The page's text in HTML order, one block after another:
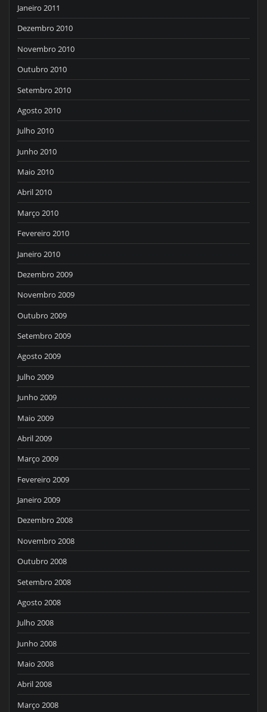
Janeiro 2011
Dezembro 2010
Novembro 2010
Outubro 2010
Setembro 2010
Agosto 2010
Julho 2010
Junho 2010
Maio 2010
Abril 2010
Março 2010
Fevereiro 2010
Janeiro 2010
Dezembro 2009
Novembro 2009
Outubro 2009
Setembro 2009
Agosto 2009
Julho 2009
Junho 2009
Maio 2009
Abril 2009
Março 2009
Fevereiro 2009
Janeiro 2009
Dezembro 2008
Novembro 2008
Outubro 2008
Setembro 2008
Agosto 2008
Julho 2008
Junho 2008
Maio 2008
Abril 2008
Março 2008